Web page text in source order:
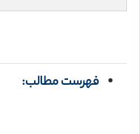
فهرست مطالب: